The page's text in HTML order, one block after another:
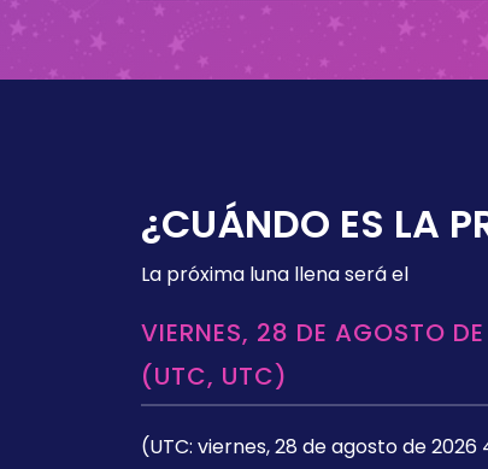
¿CUÁNDO ES LA
La próxima luna llena será el
VIERNES, 28 DE AGOSTO
(UTC, UTC)
(UTC: viernes, 28 de agosto de 2026